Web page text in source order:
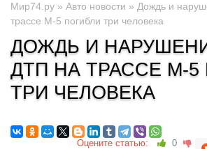
Мир74.ру » Авто новости » Дождь и
трассе М-5 погибли три человека
ДОЖДЬ И
ДТП НА ТРАССЕ М-5
ТРИ ЧЕЛОВЕКА
Оцените статью: 0